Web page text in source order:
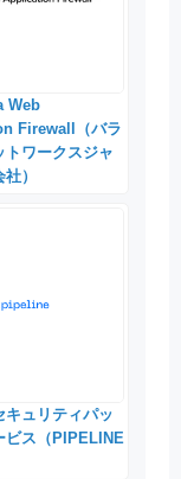
Web
Firewall（バラ
トワークスジャ
）
キュリティパッ
ビス（PIPELINE